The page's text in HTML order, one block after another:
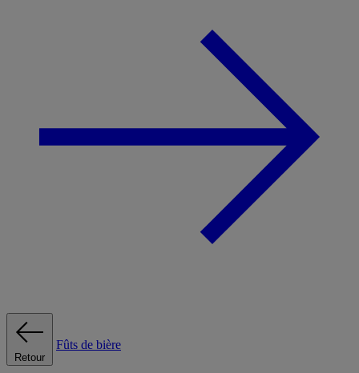
Retour
Fûts de bière